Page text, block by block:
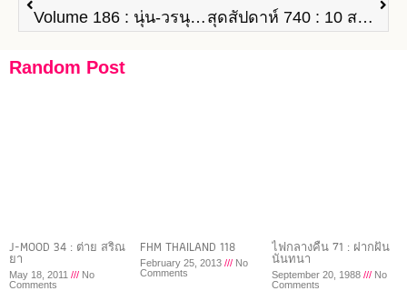
Volume 186 : นุ่น-วรนุช & เจมส์-จิรายุ สุดสัปดาห์ 740 : 10 สาวน่ากอด 2013
Random Post
J-MOOD 34 : ต่าย สริณ
ยา
May 18, 2011
No
Comments
FHM THAILAND 118
February 25, 2013
No
Comments
ไฟกลางคืน 71 : ฝากฝัน
นันทนา
September 20, 1988
No
Comments